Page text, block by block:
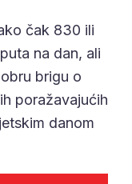
čak 830 ili
na dan, ali
brigu o
poražavajućih
danom